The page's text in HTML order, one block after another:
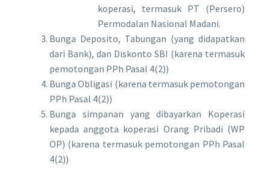
koperasi, termasuk PT (Persero)
Permodalan Nasional Madani.
Bunga Deposito, Tabungan (yang didapatkan
dari Bank), dan Diskonto SBI (karena termasuk
pemotongan PPh Pasal 4(2))
Bunga Obligasi (karena termasuk pemotongan
PPh Pasal 4(2))
Bunga simpanan yang dibayarkan Koperasi
kepada anggota koperasi Orang Pribadi (WP
OP) (karena termasuk pemotongan PPh Pasal
4(2))